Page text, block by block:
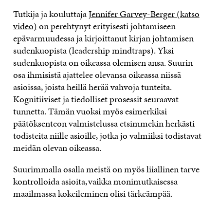
Tutkija ja kouluttajaJennifer Garvey-Berger (katso
video)on perehtynyt erityisesti johtamiseen
epävarmuudessa ja kirjoittanut kirjan johtamisen
sudenkuopista (leadership mindtraps). Yksi
sudenkuopista on oikeassa olemisen ansa. Suurin
osa ihmisistä ajattelee olevansa oikeassa niissä
asioissa, joista heillä herää vahvoja tunteita.
Kognitiiviset ja tiedolliset prosessit seuraavat
tunnetta. Tämän vuoksi myös esimerkiksi
päätöksenteon valmistelussa etsimmekin herkästi
todisteita niille asioille, jotka jo valmiiksi todistavat
meidän olevan oikeassa.
Suurimmalla osalla meistä on myös liiallinen tarve
kontrolloida asioita, vaikka monimutkaisessa
maailmassa kokeileminen olisi tärkeämpää.